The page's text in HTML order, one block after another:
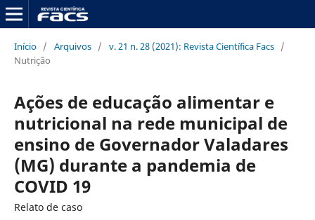
Início / Arquivos / v. 21 n. 28 (2021): Revista Científica Facs /
Nutrição
Ações de educação alimentar e
nutricional na rede municipal de
ensino de Governador Valadares
(MG) durante a pandemia de
COVID 19
Relato de caso